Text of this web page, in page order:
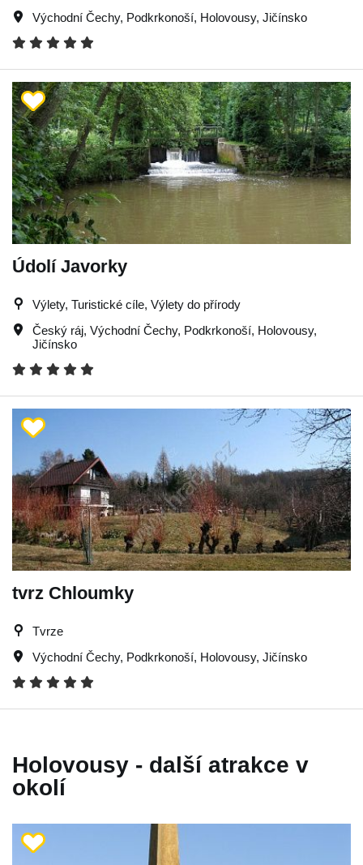
Východní Čechy, Podkrkonoší, Holovousy, Jičínsko
Údolí Javorky
Výlety, Turistické cíle, Výlety do přírody
Český ráj, Východní Čechy, Podkrkonoší, Holovousy,
Jičínsko
tvrz Chloumky
Tvrze
Východní Čechy, Podkrkonoší, Holovousy, Jičínsko
Holovousy - další atrakce v
okolí